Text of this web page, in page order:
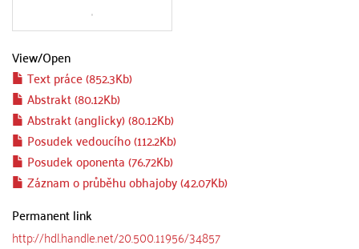
View/Open
Text práce (852.3Kb)
Abstrakt (80.12Kb)
Abstrakt (anglicky) (80.12Kb)
Posudek vedoucího (112.2Kb)
Posudek oponenta (76.72Kb)
Záznam o průběhu obhajoby (42.07Kb)
Permanent link
http://hdl.handle.net/20.500.11956/34857